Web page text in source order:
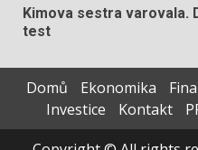
Kimova sestra varovala.
test
Domů Ekonomika
Investice
Kontakt